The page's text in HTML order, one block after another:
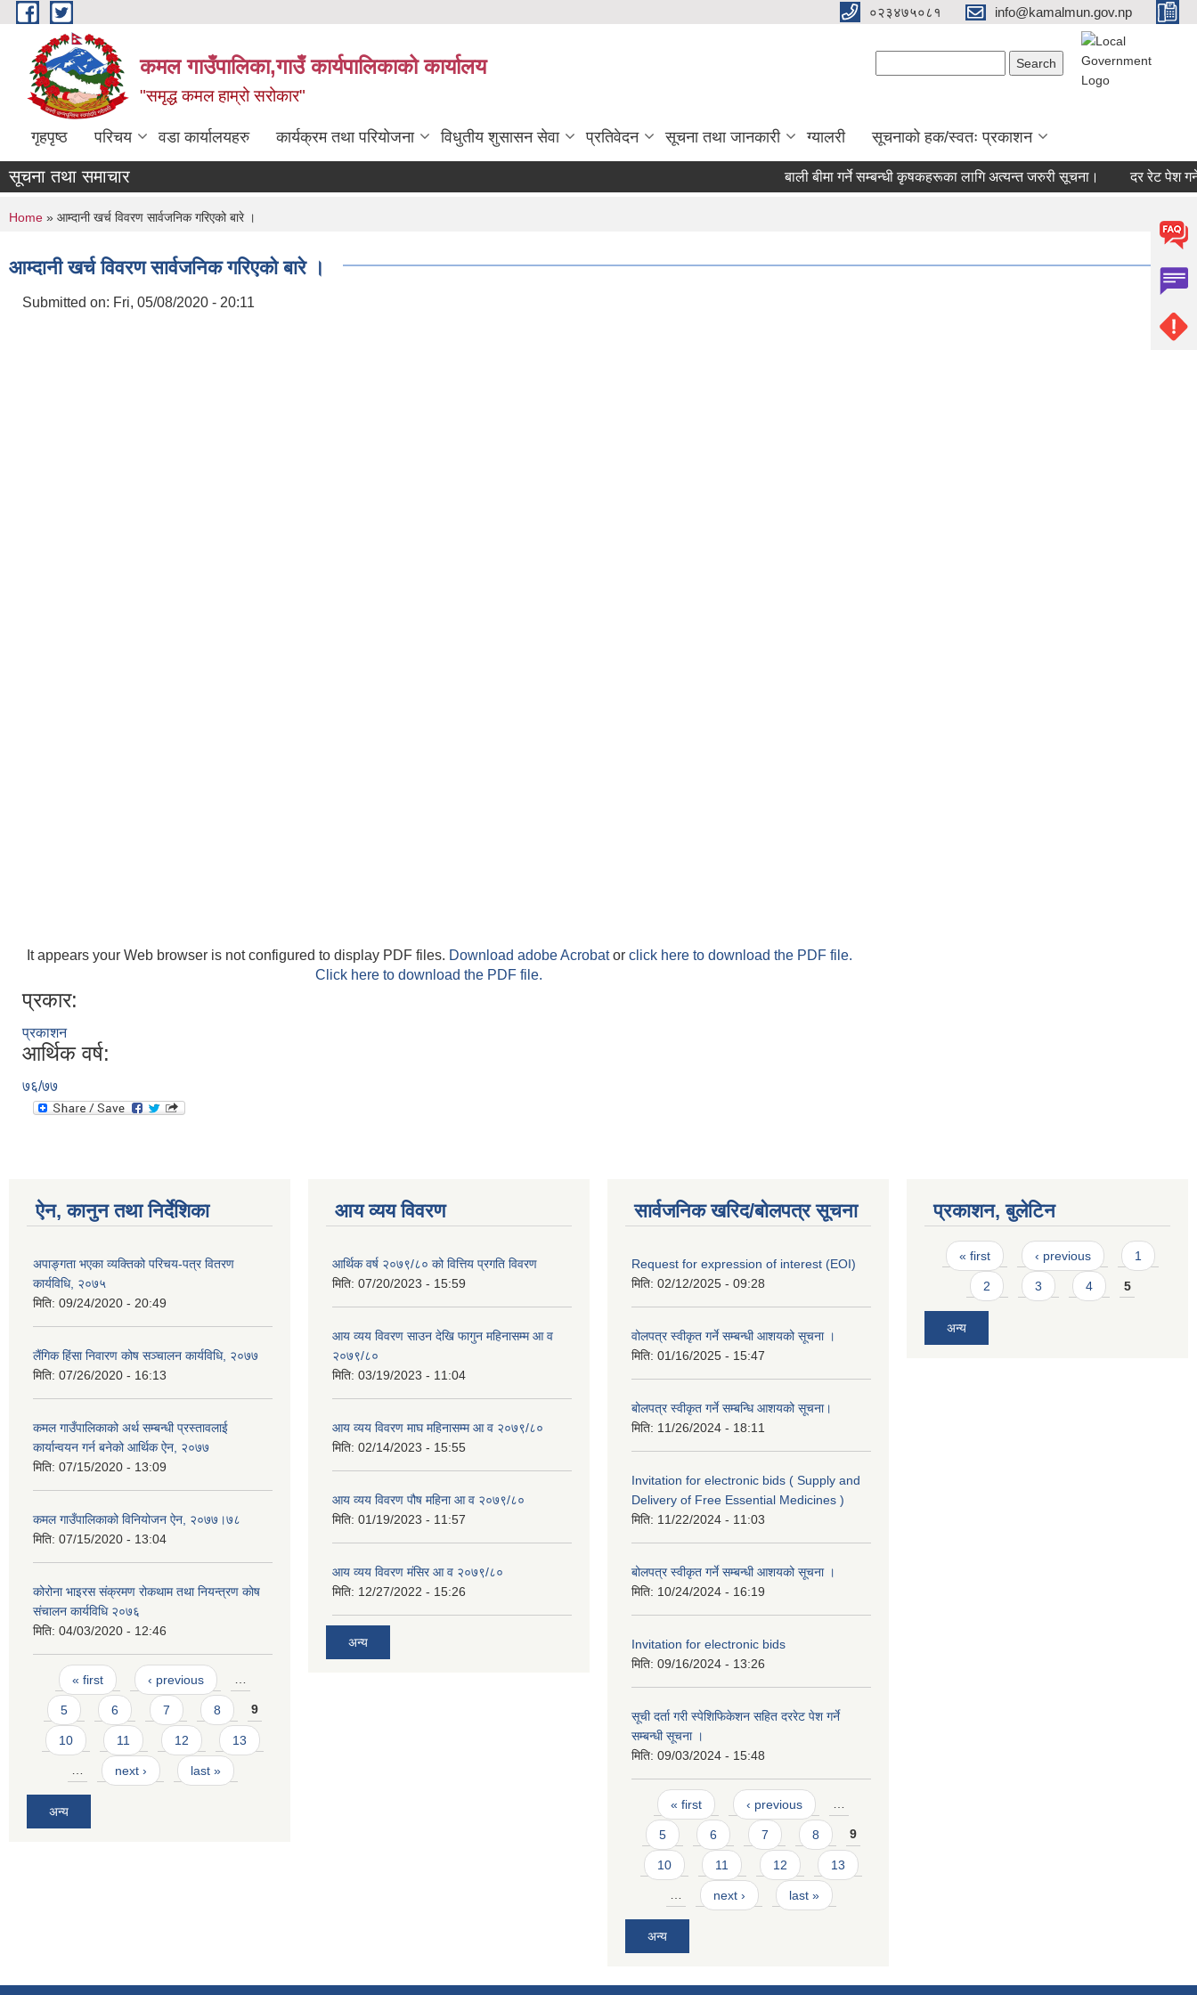
Skip to main content ०२३४७५०८१ info@kamalmun.gov.np
कमल गाउँपालिका,गाउँ कार्यपालिकाको कार्यालय
"समृद्ध कमल हाम्रो सरोकार"
गृहपृष्ठ परिचय वडा कार्यालयहरु कार्यक्रम तथा परियोजना विधुतीय शुसासन सेवा प्रतिवेदन सूचना तथा जानकारी ग्यालरी सूचनाको हक/स्वतः प्रकाशन
सूचना तथा समाचार बाली बीमा गर्ने सम्बन्धी कृषकहरूका लागि अत्यन्त जरुरी सूचना। दर रेट पेश गर्ने
You are here
Home » आम्दानी खर्च विवरण सार्वजनिक गरिएको बारे ।
आम्दानी खर्च विवरण सार्वजनिक गरिएको बारे ।
Submitted on: Fri, 05/08/2020 - 20:11
It appears your Web browser is not configured to display PDF files. Download adobe Acrobator click here to download the PDF file.
Click here to download the PDF file.
प्रकार:
प्रकाशन
आर्थिक वर्ष:
७६/७७
ऐन, कानुन तथा निर्देशिका
अपाङ्गता भएका व्यक्तिको परिचय-पत्र वितरण
कार्यविधि, २०७५
मिति: 09/24/2020 - 20:49
लैंगिक हिंसा निवारण कोष सञ्चालन कार्यविधि, २०७७
मिति: 07/26/2020 - 16:13
कमल गाउँपालिकाको अर्थ सम्बन्धी प्रस्तावलाई
कार्यान्वयन गर्न बनेको आर्थिक ऐन, २०७७
मिति: 07/15/2020 - 13:09
कमल गाउँपालिकाको विनियोजन ऐन, २०७७।७८
मिति: 07/15/2020 - 13:04
कोरोना भाइरस संक्रमण रोकथाम तथा नियन्त्रण काेष
संचालन कार्यविधि २०७६
मिति: 04/03/2020 - 12:46
Pages
« first ‹ previous …
5 6 7 8 9
10 11 12 13
… next › last »
अन्य
आय व्यय विवरण
आर्थिक वर्ष २०७९/८० को वित्तिय प्रगति विवरण
मिति: 07/20/2023 - 15:59
आय व्यय विवरण साउन देखि फागुन महिनासम्म आ व
२०७९/८०
मिति: 03/19/2023 - 11:04
आय व्यय विवरण माघ महिनासम्म आ व २०७९/८०
मिति: 02/14/2023 - 15:55
आय व्यय विवरण पौष महिना आ व २०७९/८०
मिति: 01/19/2023 - 11:57
आय व्यय विवरण मंसिर आ व २०७९/८०
मिति: 12/27/2022 - 15:26
अन्य
सार्वजनिक खरिद/बोलपत्र सूचना
Request for expression of interest (EOI)
मिति: 02/12/2025 - 09:28
वोलपत्र स्वीकृत गर्ने सम्बन्धी आशयको सूचना ।
मिति: 01/16/2025 - 15:47
बोलपत्र स्वीकृत गर्ने सम्बन्धि आशयको सूचना।
मिति: 11/26/2024 - 18:11
Invitation for electronic bids ( Supply and
Delivery of Free Essential Medicines )
मिति: 11/22/2024 - 11:03
बोलपत्र स्वीकृत गर्ने सम्बन्धी आशयको सूचना ।
मिति: 10/24/2024 - 16:19
Invitation for electronic bids
मिति: 09/16/2024 - 13:26
सूची दर्ता गरी स्पेशिफिकेशन सहित दररेट पेश गर्ने
सम्बन्धी सूचना ।
मिति: 09/03/2024 - 15:48
Pages
« first ‹ previous …
5 6 7 8 9
10 11 12 13
… next › last »
अन्य
प्रकाशन, बुलेटिन
Pages
« first ‹ previous 1
2 3 4 5
अन्य